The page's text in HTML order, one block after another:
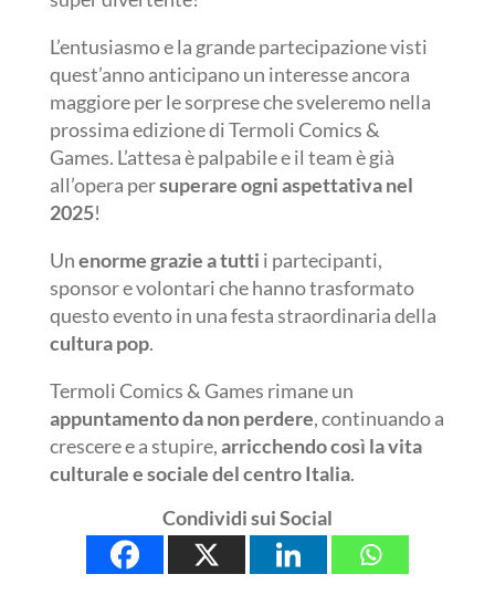
L’entusiasmo e la grande partecipazione visti
quest’anno anticipano un interesse ancora
maggiore per le sorprese che sveleremo nella
prossima edizione di Termoli Comics &
Games. L’attesa è palpabile e il team è già
all’opera persuperare ogni aspettativa nel
2025!
Unenorme grazie a tutti i partecipanti,
sponsor e volontari che hanno trasformato
questo evento in una festa straordinaria della
cultura pop.
Termoli Comics & Games rimane un
appuntamento da non perdere, continuando a
crescere e a stupire,arricchendo così la vita
culturale e sociale del centro Italia.
Condividi sui Social